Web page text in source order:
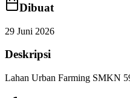
Dibuat
29 Juni 2026
Deskripsi
Lahan Urban Farming SMKN